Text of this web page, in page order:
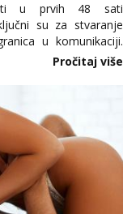
u prvih 48 sati
su za stvaranje
u komunikaciji.
osobnih ili intimnih
Pročitaj više